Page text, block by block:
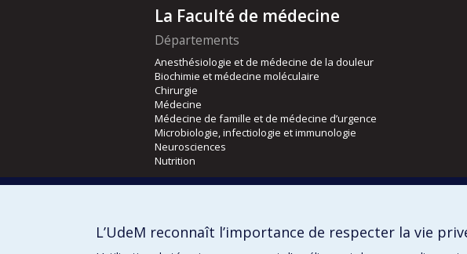
La Faculté de médecine
Départements
Anesthésiologie et de médecine de la douleur
Biochimie et médecine moléculaire
Chirurgie
Médecine
Médecine de famille et de médecine d’urgence
Microbiologie, infectiologie et immunologie
Neurosciences
Nutrition
Orthophonie et audiologie
L’UdeM reconnaît l’importance de respecter la vie